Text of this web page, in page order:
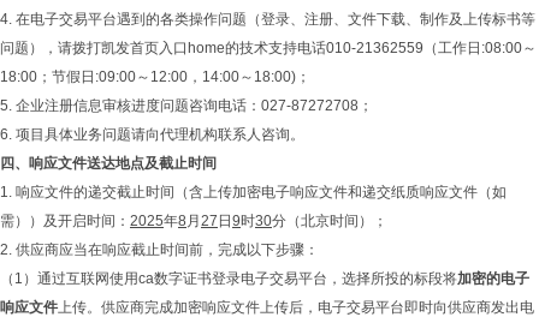
4. 在电子交易平台遇到的各类操作问题（登录、注册、文件下载、制作及上传标书等
问题），请拨打凯发首页入口home的技术支持电话010-21362559（工作日:08:00～
18:00；节假日:09:00～12:00，14:00～18:00)；
5. 企业注册信息审核进度问题咨询电话：027-87272708；
6. 项目具体业务问题请向代理机构联系人咨询。
四、响应文件送达地点及截止时间
1. 响应文件的递交截止时间（含上传加密电子响应文件和递交纸质响应文件（如
需））及开启时间： 2025年8 月 27 日 9时30分（北京时间）；
2. 供应商应当在响应截止时间前，完成以下步骤：
（1）通过互联网使用ca数字证书登录电子交易平台，选择所投的标段将加密的电子
响应文件上传。供应商完成加密响应文件上传后，电子交易平台即时向供应商发出电